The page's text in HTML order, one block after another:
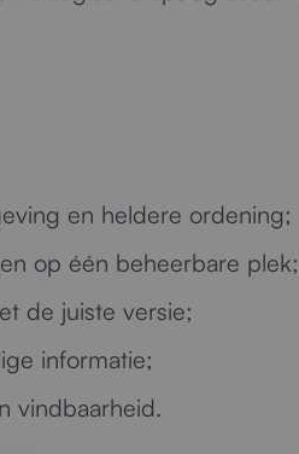
en heldere ordening;
op één beheerbare plek;
de juiste versie;
informatie;
vindbaarheid.